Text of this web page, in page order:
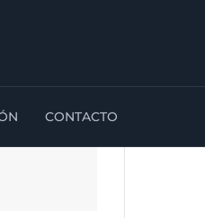
CONTACTO